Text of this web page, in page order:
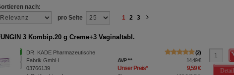
nach:
pro Seite
1 2 3
3 Kombip.20 g Creme+3 Vaginaltabl.
DR. KADE Pharmazeutische
Fabrik GmbH
03766139
2
AVP*** 14,49 €
Unser Preis* 9,59 €